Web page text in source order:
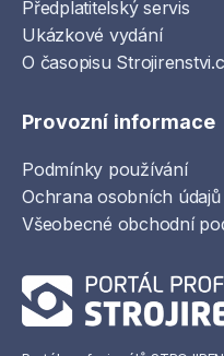
Předplatitelský servis
Ukázkové vydání
O časopisu
Provozní informace
Podmínky používání
Ochrana osobních údajů
Všeobecné obchodní